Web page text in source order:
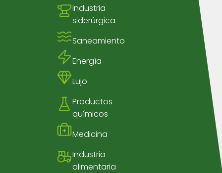
Industria
siderúrgica
Saneamiento
Energía
Lujo
Productos
químicos
Medicina
Industria
alimentaria